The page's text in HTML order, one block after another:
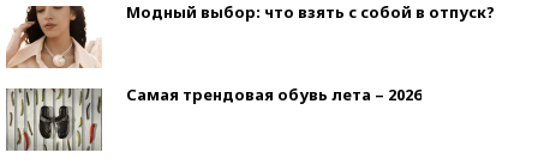
Модный выбор: что взять с собой в отпуск?
Самая трендовая обувь лета – 2026